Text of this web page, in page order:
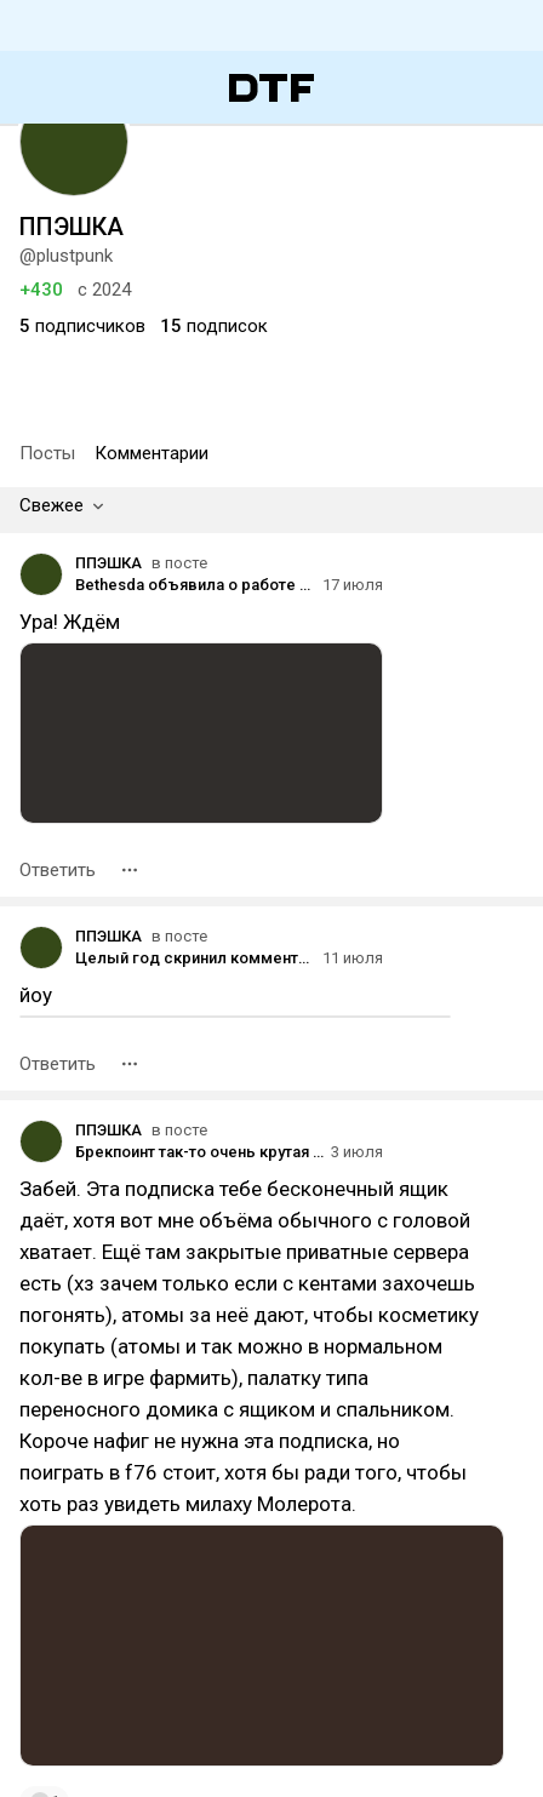
ППЭШКА
@plustpunk
+430
с 2024
5 подписчиков 15 подписок
Посты Комментарии
Свежее
ППЭШКА в посте
Bethesda объявила о работе над Fallout 5, а также ремастерами Fallout 3 и New Vegas
17 июля
Ура! Ждём
Ответить
ППЭШКА в посте
Целый год скринил комменты для no context. Мега-подборка.
11 июля
йоу
Ответить
ППЭШКА в посте
Брекпоинт так-то очень крутая игра. 3 июля
Забей. Эта подписка тебе бесконечный ящик
даёт, хотя вот мне объёма обычного с головой
хватает. Ещё там закрытые приватные сервера
есть (хз зачем только если с кентами захочешь
погонять), атомы за неё дают, чтобы косметику
покупать (атомы и так можно в нормальном
кол-ве в игре фармить), палатку типа
переносного домика с ящиком и спальником.
Короче нафиг не нужна эта подписка, но
поиграть в f76 стоит, хотя бы ради того, чтобы
хоть раз увидеть милаху Молерота.